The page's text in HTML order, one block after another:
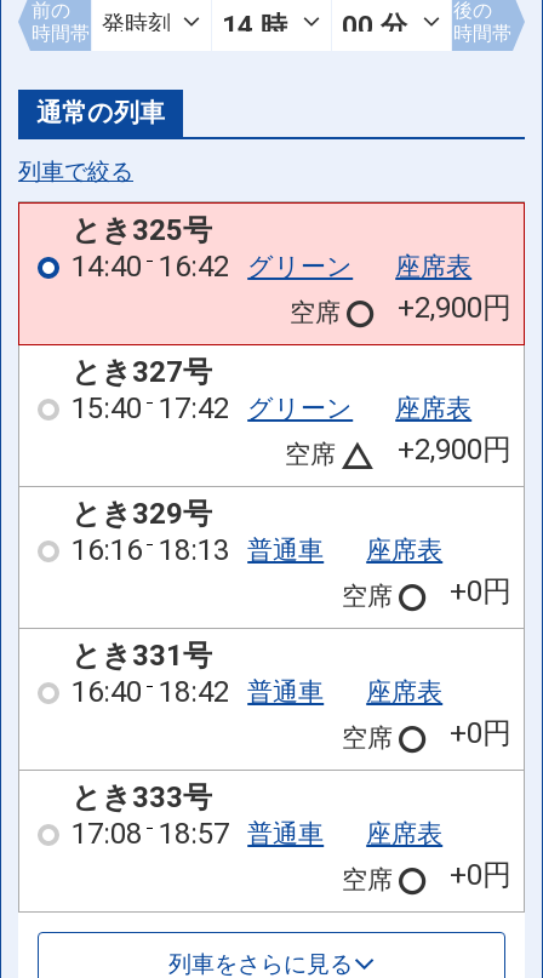
前の
時間帯
後の
時間帯
通常の列車
列車で絞る
とき325号
14:40 16:42 グリーン
座席表
空席
+2,900円
とき327号
15:40 17:42 グリーン
座席表
空席
+2,900円
とき329号
16:16 18:13 普通車
座席表
空席
+0円
とき331号
16:40 18:42 普通車
座席表
空席
+0円
とき333号
17:08 18:57 普通車
座席表
空席
+0円
列車をさらに見る